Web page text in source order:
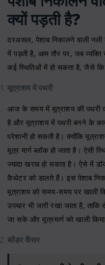
क्यों पड़ती है?
दरअसल, पेशाब निकालने वाली
में पड़ती है, आम तौर पर, जब
कई स्थितिओं में हो सकता है, जैसे कि
मूत्राशय में पथरी
आज के समय में मूत्राशय की पथरी
है और मूत्राशय में पथरी बनने के
परेशानी हो सकती है। क्योंकि
मूत्र मार्ग ब्लॉक हो जाता है। ऐसी
ज्यादा खराब हो सकता है। ऐसे में
कैथेटर को डालते हैं। इस पेशाब
मूत्राशय को समय-समय पर खाली
उपचार भी जारी रखा जाता है,
जा सके और मूत्रमार्ग को खाली
ब्लैडर कैंसर